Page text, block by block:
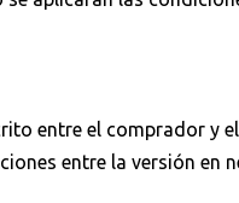
entre el comprador y
entre la versión en